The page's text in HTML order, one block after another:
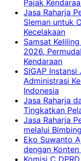
Pajak
Jasa Raharja
Sleman untuk
Kecelakaan
Samsat
2026,
Kendaraan
SIGAP
Administrasi
Indonesia
Jasa Raharja
Tingkatkan
Jasa Raharja
melalui
Eko Suwanto
dengan
Komisi C